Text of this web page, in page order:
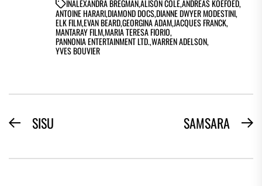
INALEXANDRA BREGMAN,ALISON COLE,ANDREAS KOEFOED,
ANTOINE HARARI,DIAMOND DOCS,DIANNE DWYER MODESTINI,
ELK FILM,EVAN BEARD,GEORGINA ADAM,JACQUES FRANCK,
MANTARAY FILM,MARIA TERESA FIORIO,
PANNONIA ENTERTAINMENT LTD.,WARREN ADELSON,
YVES BOUVIER
BEJEGYZÉS
Previous
SISU SAMSARA